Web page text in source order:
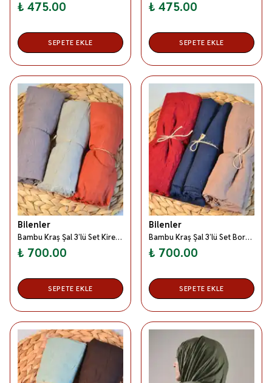
₺ 475.00
SEPETE EKLE
₺ 475.00
SEPETE EKLE
Bilenler
Bambu Kraş Şal 3’lü Set Kiremit/ Bej/ Vizon– 75x210 cm | Nefes Alabilir; Terletmez; Tok Duruşlu Mevsimlik Kumaş
₺ 700.00
SEPETE EKLE
Bilenler
Bambu Kraş Şal 3’lü Set Bordo/ Lacivert/ Vizon– 75x210 cm | Nefes Alabilir; Terletmez; Tok Duruşlu Mevsimlik Kumaş
₺ 700.00
SEPETE EKLE